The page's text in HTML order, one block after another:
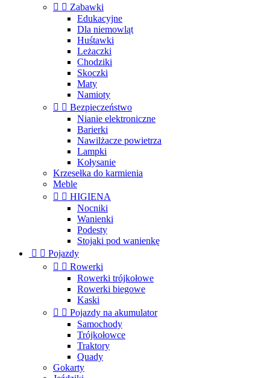
  Zabawki
Edukacyjne
Dla niemowląt
Huśtawki
Leżaczki
Chodziki
Skoczki
Maty
Namioty
  Bezpieczeństwo
Nianie elektroniczne
Barierki
Nawilżacze powietrza
Lampki
Kołysanie
Krzesełka do karmienia
Meble
  HIGIENA
Nocniki
Wanienki
Podesty
Stojaki pod wanienkę
  Pojazdy
  Rowerki
Rowerki trójkołowe
Rowerki biegowe
Kaski
  Pojazdy na akumulator
Samochody
Trójkołowce
Traktory
Quady
Gokarty